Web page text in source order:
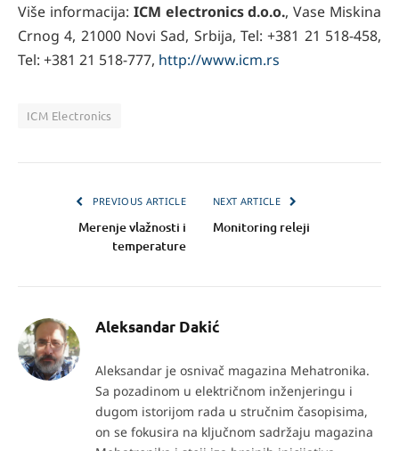
Više informacija: ICM electronics d.o.o., Vase Miskina
Crnog 4, 21000 Novi Sad, Srbija, Tel: +381 21 518-458,
Tel: +381 21 518-777, http://www.icm.rs
ICM Electronics
PREVIOUS ARTICLE
Merenje vlažnosti i
temperature
NEXT ARTICLE
Monitoring releji
Aleksandar Dakić
Aleksandar je osnivač magazina Mehatronika.
Sa pozadinom u električnom inženjeringu i
dugom istorijom rada u stručnim časopisima,
on se fokusira na ključnom sadržaju magazina